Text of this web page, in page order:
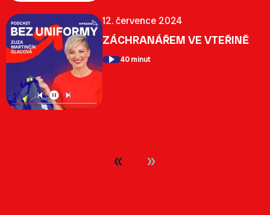
12. července 2024
ZÁCHRANÁŘEM VE VTEŘINĚ
40 minut